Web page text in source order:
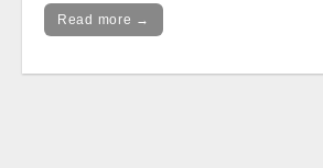
Read more →